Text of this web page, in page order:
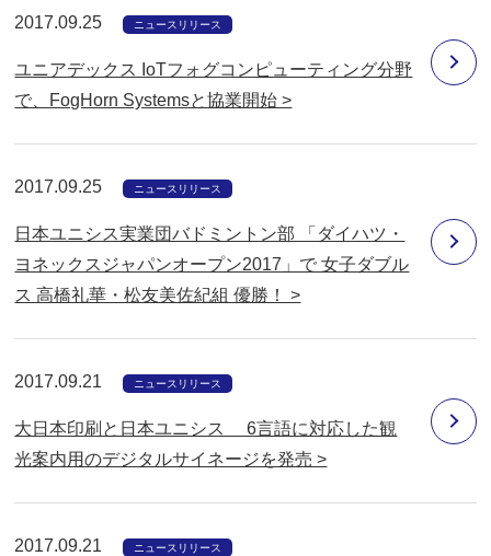
2017.09.25 ニュースリリース
ユニアデックス IoTフォグコンピューティング分野
で、FogHorn Systemsと協業開始 >
2017.09.25 ニュースリリース
日本ユニシス実業団バドミントン部 「ダイハツ・
ヨネックスジャパンオープン2017」で 女子ダブル
ス 高橋礼華・松友美佐紀組 優勝！ >
2017.09.21 ニュースリリース
大日本印刷と日本ユニシス 6言語に対応した観
光案内用のデジタルサイネージを発売 >
2017.09.21 ニュースリリース